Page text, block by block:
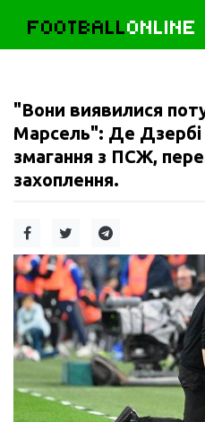
FOOTBALLONLINE
"Вони виявилися
Марсель": Де Дзербі
змагання з ПСЖ,
захоплення.